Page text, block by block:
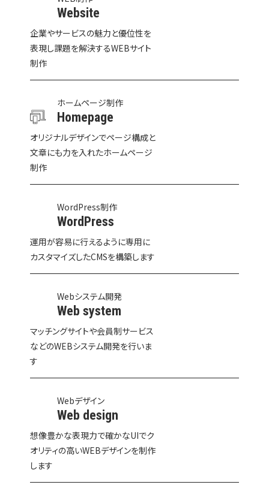
Website
企業やサービスの魅力と優位性を
表現し課題を解決するWEBサイト
制作
ホームページ制作
Homepage
オリジナルデザインでページ構成と
文章にも力を入れたホームページ
制作
WordPress制作
WordPress
運用が容易に行えるように専用に
カスタマイズしたCMSを構築します
Webシステム開発
Web system
マッチングサイトや会員制サービス
などのWEBシステム開発を行いま
す
Webデザイン
Web design
想像豊かな表現力で確かなUIでク
オリティの高いWEBデザインを制作
します